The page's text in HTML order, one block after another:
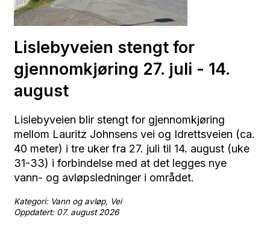
Lislebyveien stengt for
gjennomkjøring 27. juli - 14.
august
Lislebyveien blir stengt for gjennomkjøring
mellom Lauritz Johnsens vei og Idrettsveien (ca.
40 meter) i tre uker fra 27. juli til 14. august (uke
31-33) i forbindelse med at det legges nye
vann- og avløpsledninger i området.
Kategori: Vann og avløp, Vei
Oppdatert: 07. august 2026